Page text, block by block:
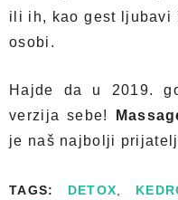
ili ih, kao gest ljubavi
osobi.
Hajde da u 2019.
verzija sebe!
je naš najbolji
TAGS: DETOX